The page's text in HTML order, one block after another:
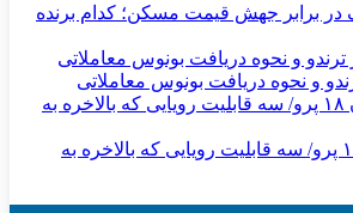
در برابر جهش قیمت مسکن؛ کدام برنده
و نحوه دریافت بونوس معاملاتی
تحول بزرگ در آیفون ۱۸ پرو/ سه قابلیت رویایی که بالاخره به